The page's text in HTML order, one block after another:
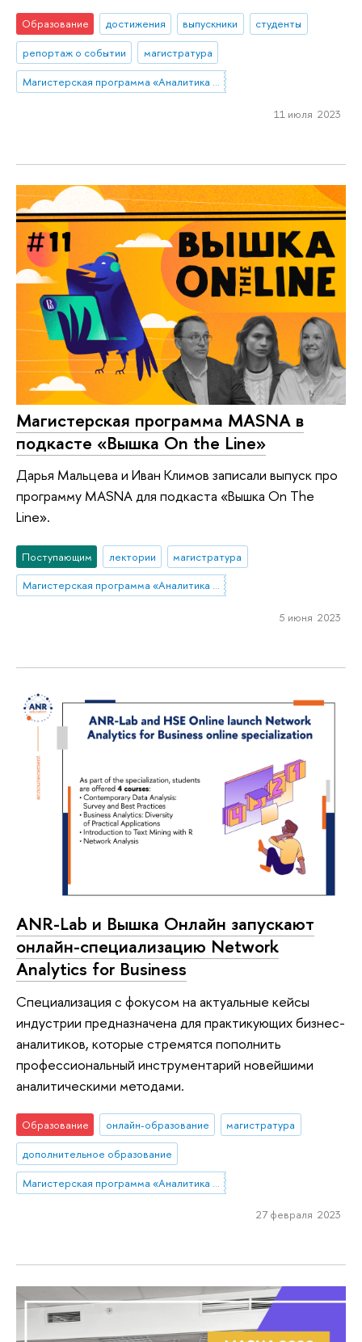
Образование достижения выпускники
студенты
репортаж о событии
магистратура
Магистерская программа «Аналитика данных и прикладная статистика / Data Analytics and Social Statistics»
11 июля 2023
Магистерская программа MASNA в
подкасте «Вышка On the Line»
Дарья Мальцева и Иван Климов записали выпуск про
программу MASNA для подкаста «Вышка On The
Line».
Поступающим лектории
магистратура
Магистерская программа «Аналитика данных и прикладная статистика / Data Analytics and Social Statistics»
5 июня 2023
ANR-Lab и Вышка Онлайн запускают
онлайн-специализацию Network
Analytics for Business
Специализация с фокусом на актуальные кейсы
индустрии предназначена для практикующих бизнес-
аналитиков, которые стремятся пополнить
профессиональный инструментарий новейшими
аналитическими методами.
Образование онлайн-образование
магистратура
дополнительное образование
Магистерская программа «Аналитика данных и прикладная статистика / Data Analytics and Social Statistics»
27 февраля 2023